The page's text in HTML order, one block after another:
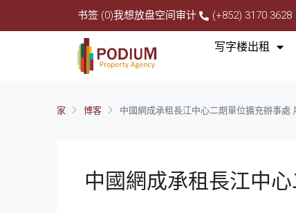
书签 (0)我想放盘空间审计 (+852) 3170 3628
写字楼出租
家 博客 中國網成承租長江中心二期單位擴充辦事處
中國網成承租長江中